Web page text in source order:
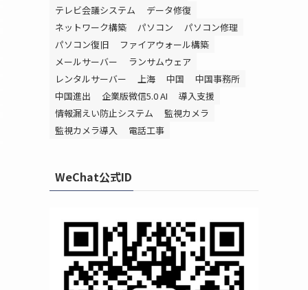
テレビ会議システム
データ修復
ネットワーク構築
パソコン
パソコン修理
パソコン復旧
ファイアウォール構築
メールサーバー
ランサムウェア
レンタルサーバー
上海 中国
中国事務所
中国進出
企業版微信5.0 AI
導入支援
情報漏えい防止システム
監視カメラ
監視カメラ導入
電話工事
WeChat公式ID